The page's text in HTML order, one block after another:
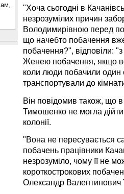
"Хоча сьогоднi в
незрозумiлих причин
Володимирiвною перед
що начебто побачення
побачення?", вiдповiли:
Женею побачення, якщо
коли люди побачили один
транспортували до
Вiн повiдомив також, що в
Тимошенко не могла
колонiї.
"Вона не пересувається
побачень працiвники
незрозумiло, чому її не
короткострокових
Олександр Валентинович